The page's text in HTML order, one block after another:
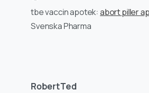
tbe vaccin apotek: abort piller
Svenska Pharma
RobertTed